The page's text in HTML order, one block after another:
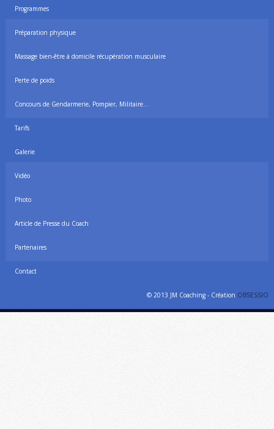
Programmes
Préparation physique
Massage bien-être à domicile récupération musculaire
Perte de poids
Concours de Gendarmerie, Pompier, Militaire…
Tarifs
Galerie
Vidéo
Photo
Article de Presse du Coach
Partenaires
Contact
© 2013 JM Coaching - Création OBSESSIO